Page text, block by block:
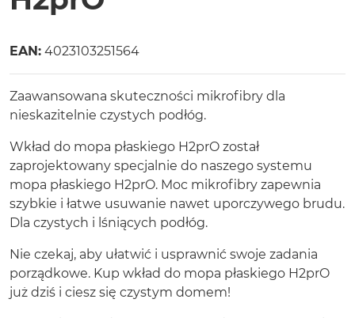
EAN: 4023103251564
Zaawansowana skuteczności mikrofibry dla
nieskazitelnie czystych podłóg.
Wkład do mopa płaskiego H2prO został
zaprojektowany specjalnie do naszego systemu
mopa płaskiego H2prO. Moc mikrofibry zapewnia
szybkie i łatwe usuwanie nawet uporczywego brudu.
Dla czystych i lśniących podłóg.
Nie czekaj, aby ułatwić i usprawnić swoje zadania
porządkowe. Kup wkład do mopa płaskiego H2prO
już dziś i ciesz się czystym domem!